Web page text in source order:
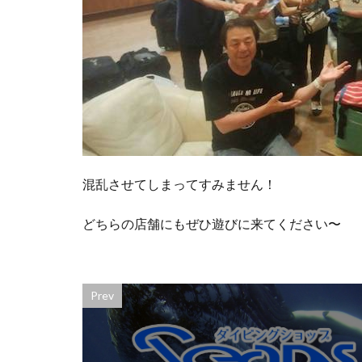
混乱させてしまってすみません！
どちらの店舗にもぜひ遊びに来てください〜
Prev